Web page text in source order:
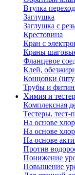
Втулка
Заглушка
Заглушка с
Крестовина
Кран с
Краны
Фланцевое
Клей,
Концовки
Трубы и
Химия и
Комплексная
Тестеры,
На основе
На основе
На основе
Против
Понижение
Повышение